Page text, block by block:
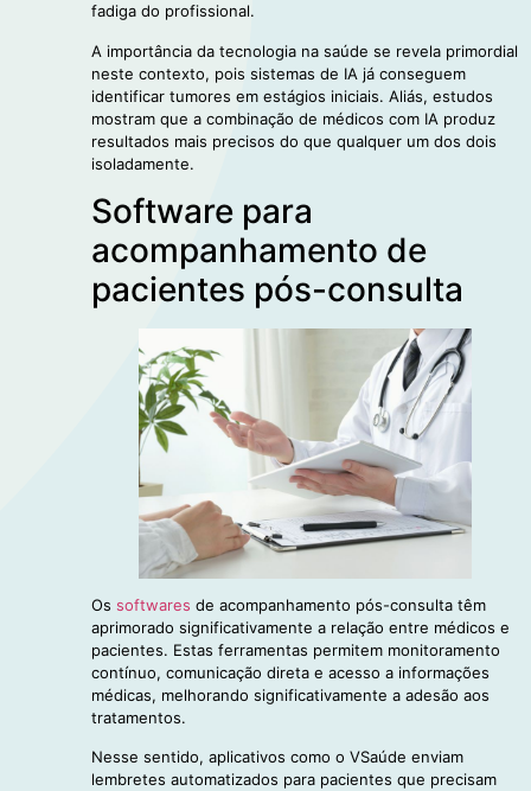
fadiga do profissional.
A importância da tecnologia na saúde se revela primordial
neste contexto, pois sistemas de IA já conseguem
identificar tumores em estágios iniciais. Aliás, estudos
mostram que a combinação de médicos com IA produz
resultados mais precisos do que qualquer um dos dois
isoladamente.
Software para
acompanhamento de
pacientes pós-consulta
Ossoftwares de acompanhamento pós-consulta têm
aprimorado significativamente a relação entre médicos e
pacientes. Estas ferramentas permitem monitoramento
contínuo, comunicação direta e acesso a informações
médicas, melhorando significativamente a adesão aos
tratamentos.
Nesse sentido, aplicativos como o VSaúde enviam
lembretes automatizados para pacientes que precisam